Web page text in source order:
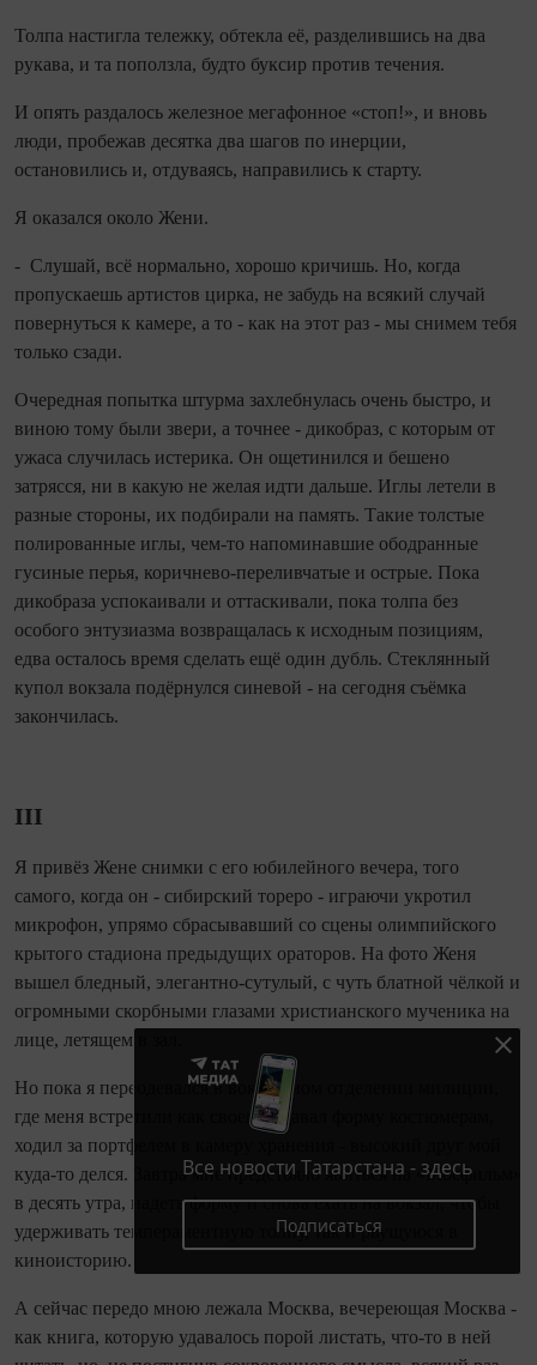
Толпа настигла тележку, обтекла её, разделившись на два
рукава, и та поползла, будто буксир против течения.
И опять раздалось железное мегафонное «стоп!», и вновь
люди, пробежав десятка два шагов по инерции,
остановились и, отдуваясь, направились к старту.
Я оказался около Жени.
- Слушай, всё нормально, хорошо кричишь. Но, ко­гда
пропускаешь артистов цирка, не забудь на всякий случай
повернуться к камере, а то - как на этот раз - мы снимем тебя
только сзади.
Очередная попытка штурма захлебнулась очень быстро, и
виною тому были звери, а точнее - дикобраз, с которым от
ужаса случилась истерика. Он ощетинился и бешено
затрясся, ни в какую не желая идти дальше. Иглы летели в
разные стороны, их подбирали на память. Такие толстые
полированные иглы, чем‑то напоминавшие ободранные
гусиные перья, коричнево‑переливчатые и острые. Пока
дикобраза успокаивали и оттаскивали, пока толпа без
особого энтузиазма возвращалась к исходным­ позициям,
едва осталось время сделать ещё один дубль. Стеклянный
купол вокзала подёр­нулся синевой - на се­го­дня съёмка
закончилась.
III
Я привёз Жене снимки с его юбилейного вечера, того
самого, ко­гда он - сибирский тореро - играю­чи укротил
микрофон, упрямо сбрасывавший со сцены олимпийского
крытого стадиона предыдущих ораторов. На фото Женя
вышел бледный, элегантно‑сутулый, с чуть блатной чёлкой и
огромными скорбными глазами христианского мученика на
лице, летящем в зал.
Но пока я переодевался в вокзальном отделении милиции,
где меня встретили как своего, сдавал форму костюмерам,
ходил за портфелем в камеру хранения - высокий друг мой
куда‑то делся. Завтра мне предстояло явиться на «Мосфильм»
в десять утра, надеть форму и снова ехать на вокзал, чтобы
удерживать темпераментную толпу, так и рвущуюся в
киноисторию.
А сейчас передо мною лежала Москва, вечереющая Москва -
как книга, которую удавалось порой листать, что‑то в ней
Все новости Татарстана - здесь
Подписаться